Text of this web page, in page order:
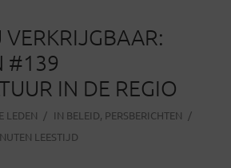
#139
IN DE REGIO
LEDEN IN BELEID, PERSBERICHTEN
LEESTIJD